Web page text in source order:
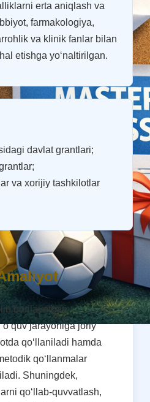
va imtiyozlarTalabalar
Savol-javob (FAQ)
erta aniqlash va
farmakologiya,
va klinik fanlar bilan
etishga yo‘naltirilgan.
davlat grantlari;
va xorijiy tashkilotlar
borilayotgan
jarayoniga joriy
qo‘llaniladi hamda
qo‘llanmalar
Shuningdek,
qo‘llab-quvvatlash,